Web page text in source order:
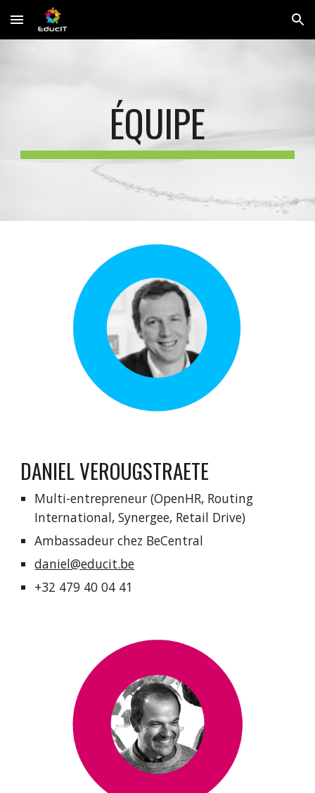
Skip to main content Skip to navigation
ÉQUIPE
DANIEL VEROUGSTRAETE
Multi-entrepreneur (OpenHR, Routing
International, Synergee, Retail Drive)
Ambassadeur chez BeCentral
daniel@educit.be
+32 479 40 04 41